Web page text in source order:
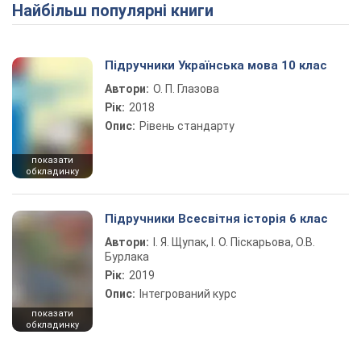
Play Video
Найбільш популярні книги
показати
обкладинку
Підручники Українська мова 10 клас
Автори: О. П. Глазова
Рік: 2018
Опис: Рівень стандарту
показати
обкладинку
Підручники Всесвітня історія 6 клас
Автори:
І. Я. Щупак, І. О. Піскарьова, О.В.
Бурлака
Рік: 2019
Опис: Інтегрований курс